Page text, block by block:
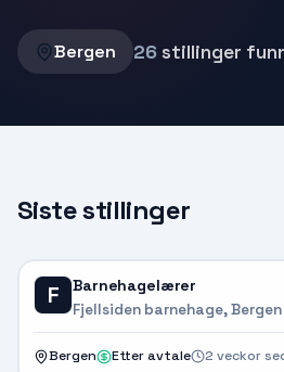
Bergen 26stillinger
Siste stillinger
F Barnehagelærer
Fjellsiden barnehage,
Bergen Etter avtale 2 veckor